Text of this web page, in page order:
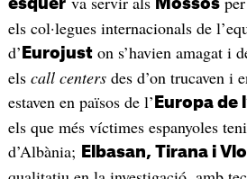
esquer Mossos
els col·legues internacionals de
d’ Eurojuston s’havien amagat i
els call centersdes d’on trucaven i
estaven en països de l’ Europa de
els que més víctimes espanyoles
d’Albània;
Elbasan, Tirana i